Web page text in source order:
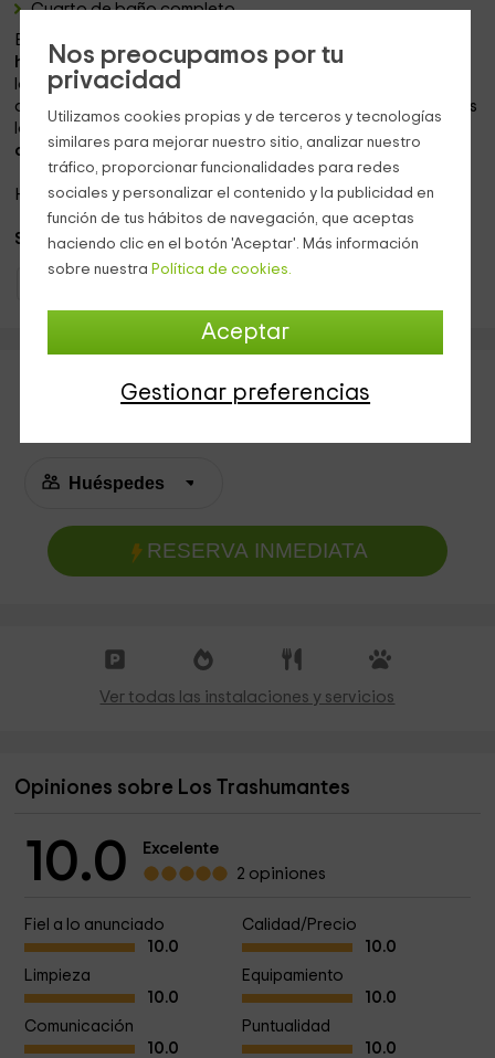
Nos preocupamos por tu
privacidad
Utilizamos cookies propias y de terceros y tecnologías
similares para mejorar nuestro sitio, analizar nuestro
tráfico, proporcionar funcionalidades para redes
sociales y personalizar el contenido y la publicidad en
función de tus hábitos de navegación, que aceptas
haciendo clic en el botón 'Aceptar'. Más información
sobre nuestra Política de cookies.
Aceptar
Gestionar preferencias
Cuarto de baño completo.
En la planta superior se encuentran los dormitorios. Hay
habitaciones , siendo unade ellasindividual
las
restantes,2 con camas de matrimonio y la que queda,
con2 camas dobles y un futón.
Para compartir entre todos
los dormitorios hay un cuarto de baño completo con
de ducha.
Hay disponibleuna cama supletoria.
Se admiten animales.
RESERVA INMEDIATA
Ver todas las instalaciones y servicios
Opiniones sobre Los Trashumantes
10.0
Excelente
2 opiniones
Fiel a lo anunciado
10.0
Calidad/Precio
10.0
Limpieza
10.0
Equipamiento
10.0
Comunicación
10.0
Puntualidad
10.0